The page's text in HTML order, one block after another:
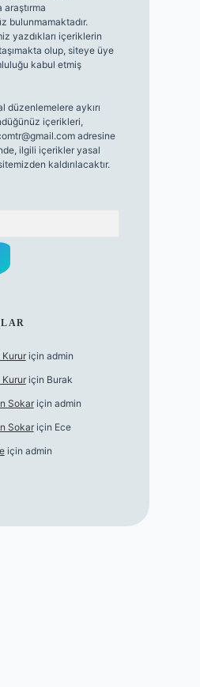
bulunmamaktadır.
yazdıkları içeriklerin
olup, siteye üye
kabul etmiş
düzenlemelere aykırı
içerikleri,
adresine
ilgili içerikler yasal
kaldırılacaktır.
için admin
için Burak
Sokariçin admin
Sokariçin Ece
için admin